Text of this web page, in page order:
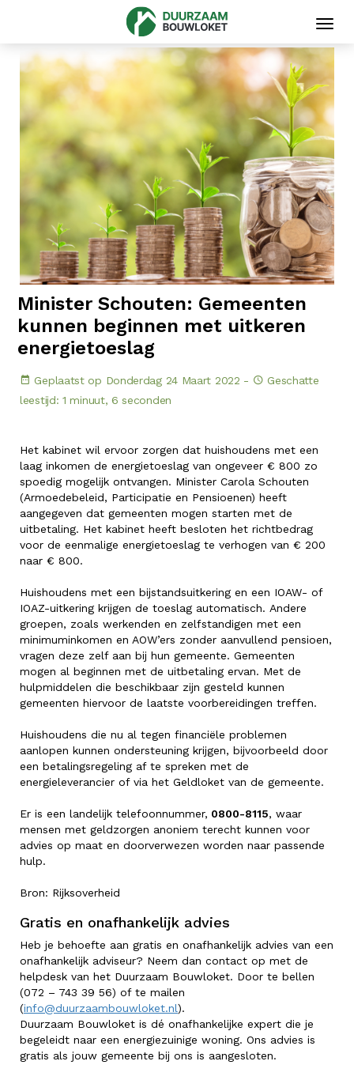
Minister Schouten: Gemeenten
kunnen beginnen met uitkeren
energietoeslag
Geplaatst op Donderdag 24 Maart 2022 -
Geschatte
leestijd: 1 minuut, 6 seconden
Het kabinet wil ervoor zorgen dat huishoudens met een
laag inkomen de energietoeslag van ongeveer € 800 zo
spoedig mogelijk ontvangen. Minister Carola Schouten
(Armoedebeleid, Participatie en Pensioenen) heeft
aangegeven dat gemeenten mogen starten met de
uitbetaling. Het kabinet heeft besloten het richtbedrag
voor de eenmalige energietoeslag te verhogen van € 200
naar € 800.
Huishoudens met een bijstandsuitkering en een IOAW- of
IOAZ-uitkering krijgen de toeslag automatisch. Andere
groepen, zoals werkenden en zelfstandigen met een
minimuminkomen en AOW’ers zonder aanvullend pensioen,
vragen deze zelf aan bij hun gemeente. Gemeenten
mogen al beginnen met de uitbetaling ervan. Met de
hulpmiddelen die beschikbaar zijn gesteld kunnen
gemeenten hiervoor de laatste voorbereidingen treffen.
Huishoudens die nu al tegen financiële problemen
aanlopen kunnen ondersteuning krijgen, bijvoorbeeld door
een betalingsregeling af te spreken met de
energieleverancier of via het Geldloket van de gemeente.
Er is een landelijk telefoonnummer, 0800-8115, waar
mensen met geldzorgen anoniem terecht kunnen voor
advies op maat en doorverwezen worden naar passende
hulp.
Bron: Rijksoverheid
Gratis en onafhankelijk advies
Heb je behoefte aan gratis en onafhankelijk advies van een
onafhankelijk adviseur? Neem dan contact op met de
helpdesk van het Duurzaam Bouwloket. Door te bellen
(072 – 743 39 56) of te mailen
(info@duurzaambouwloket.nl).
Duurzaam Bouwloket is dé onafhankelijke expert die je
begeleidt naar een energiezuinige woning. Ons advies is
gratis als jouw gemeente bij ons is aangesloten.